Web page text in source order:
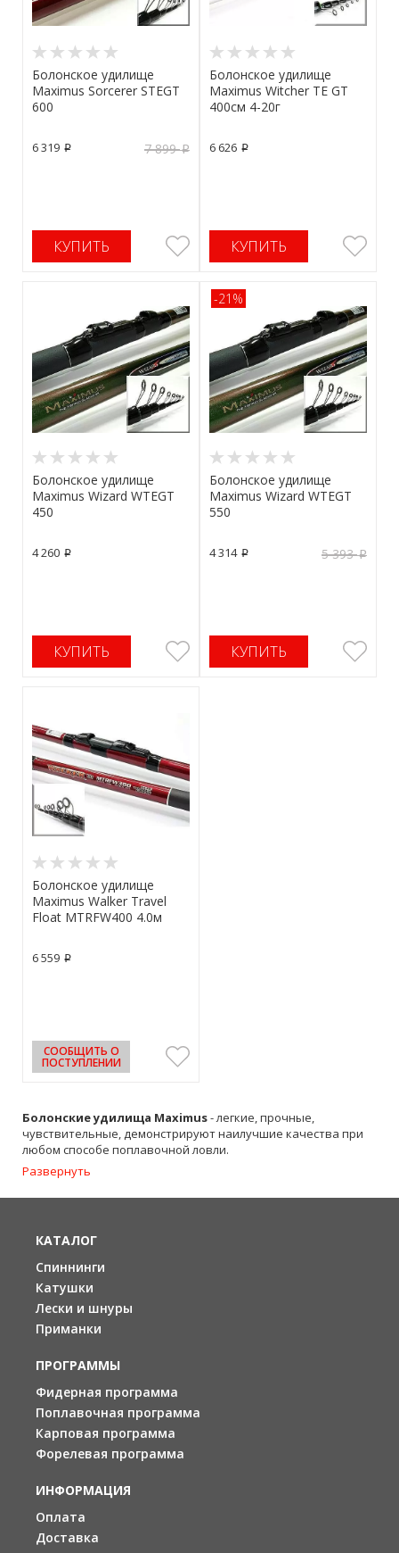
Болонское удилище
Maximus Sorcerer STEGT
600
6 319 p 7 899 p
КУПИТЬ
Болонское удилище
Maximus Witcher TE GT
400см 4-20г
6 626 p
КУПИТЬ
Болонское удилище
Maximus Wizard WTEGT
450
4 260 p
КУПИТЬ
-21%
Болонское удилище
Maximus Wizard WTEGT
550
4 314 p 5 393 p
КУПИТЬ
Болонское удилище
Maximus Walker Travel
Float MTRFW400 4.0м
6 559 p
СООБЩИТЬ О
ПОСТУПЛЕНИИ
Болонские удилища Maximus- легкие, прочные,
чувствительные, демонстрируют наилучшие качества при
любом способе поплавочной ловли.
Развернуть
КАТАЛОГ
Спиннинги
Катушки
Лески и шнуры
Приманки
ПРОГРАММЫ
Фидерная программа
Поплавочная программа
Карповая программа
Форелевая программа
ИНФОРМАЦИЯ
Оплата
Доставка